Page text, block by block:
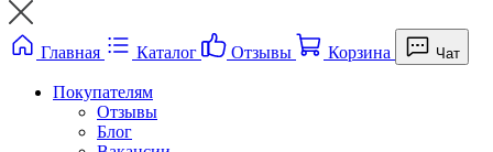
Главная Каталог Отзывы Корзина Чат
Покупателям
Отзывы
Блог